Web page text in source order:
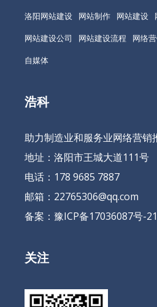
洛阳网站建设
网站制作 网站建设
网站建设公司
网站建设流程 网络
自媒体
浩科
助力制造业和服务业网络营销
地址：洛阳市王城大道111号
电话：178 9685 7887
邮箱：22765306@qq.com
备案： 豫ICP备17036087号-21
关注